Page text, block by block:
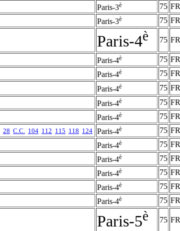
Paris-3è 75 FR
Paris-3è 75 FR
Paris-4è 75 FR
Paris-4è 75 FR
Paris-4è 75 FR
Paris-4è 75 FR
Paris-4è 75 FR
Paris-4è 75 FR
28 C.C. 104 112 115 118 124 Paris-4è 75 FR
Paris-4è 75 FR
Paris-4è 75 FR
Paris-4è 75 FR
Paris-4è 75 FR
Paris-4è 75 FR
Paris-5è 75 FR